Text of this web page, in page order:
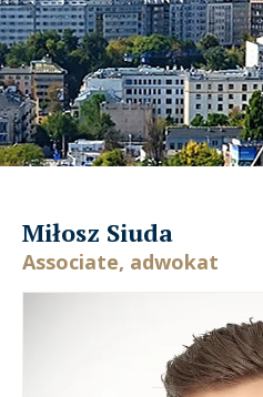
Miłosz Siuda
Associate, adwokat